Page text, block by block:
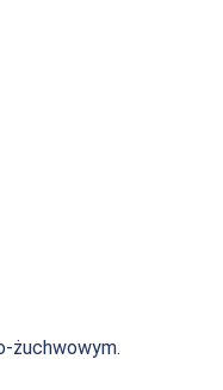
żuchwowym.